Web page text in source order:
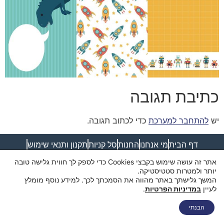
כתיבת תגובה
יש להתחבר למערכת כדי לכתוב תגובה.
דף הביתמי אנחנו החנותסל קניותתקנון ותנאי שימוש
אתר זה עושה שימוש בקבצי Cookies כדי לספק לך חווית גלישה טובה
יותר ולמטרות סטטיסטיקה.
המשך גלישתך באתר מהווה את הסמכתך לכך. למידע נוסף מומלץ
לעיין במדיניות הפרטיות.
הבנתי